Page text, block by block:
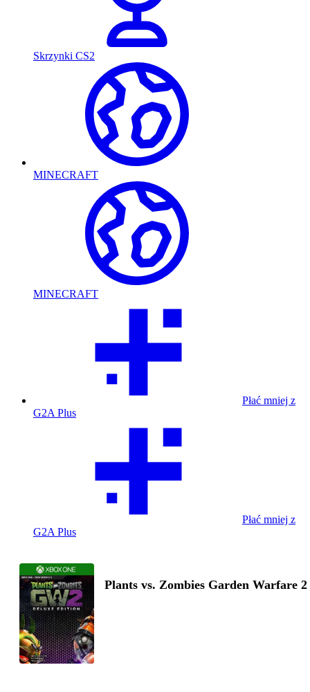
Skrzynki CS2
MINECRAFT
MINECRAFT
Płać mniej z
G2A Plus
Płać mniej z
G2A Plus
Plants vs. Zombies Garden Warfare 2